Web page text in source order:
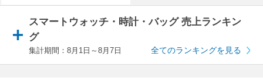
スマートウォッチ・時計・バッグ 売上ランキン
グ
集計期間：8月1日～8月7日 全てのランキングを見る